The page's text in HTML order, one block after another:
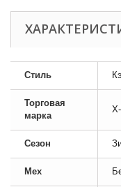
Стиль
Торговая
марка
Сезон
Мех